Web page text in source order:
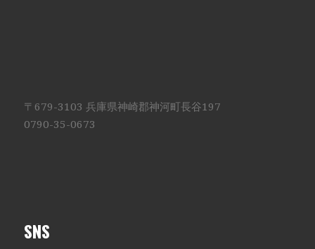
〒679-3103 兵庫県神崎郡神河町長谷197
0790-35-0673
SNS